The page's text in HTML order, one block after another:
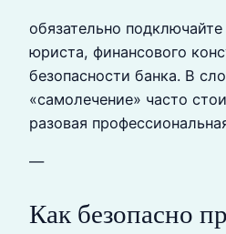
обязательно
юриста, финансового
безопасности банка. В
«самолечение» часто
разовая
—
Как безопасно